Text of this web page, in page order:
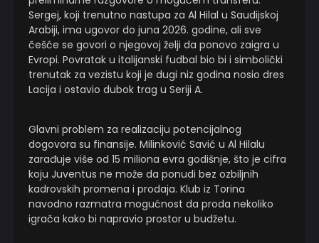
Sergej, koji trenutno nastupa za Al Hilal u Saudijskoj
Arabiji, ima ugovor do juna 2026. godine, ali sve
češće se govori o njegovoj želji da ponovo zaigra u
Evropi. Povratak u italijanski fudbal bio bi i simbolički
trenutak za vezistu koji je dugi niz godina nosio dres
Lacija i ostavio dubok trag u Seriji A.
Glavni problem za realizaciju potencijalnog
dogovora su finansije. Milinković Savić u Al Hilalu
zarađuje više od 15 miliona evra godišnje, što je cifra
koju Juventus ne može da ponudi bez ozbiljnih
kadrovskih promena i prodaja. Klub iz Torina
navodno razmatra mogućnost da proda nekoliko
igrača kako bi napravio prostor u budžetu.